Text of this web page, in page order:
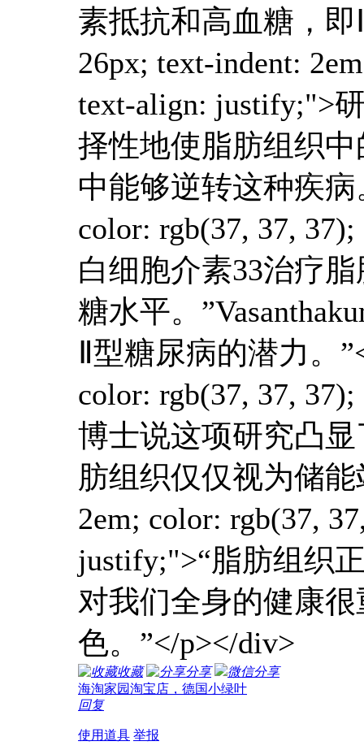
素抵抗和高血糖，即
26px; text-indent:
text-align: justify;">
择性地使脂肪组织
中能够逆转这种疾病
color: rgb(37, 37,
白细胞介素33治疗
糖水平。
Ⅱ型糖尿病的潜力。
color: rgb(37, 37,
博士说这项研究凸
肪组织仅仅视为储能
2em; color: rgb(37,
justify;">“脂肪组织
对我们全身的健康
色。”</p></div>
收藏 分享
微信分享
海淘家园淘宝店，德国小绿叶
回复
使用道具 举报